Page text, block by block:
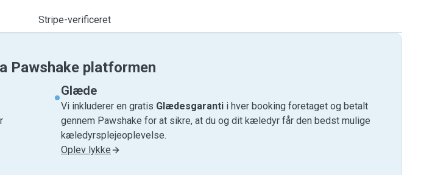
Stripe-verificeret
Pawshake platformen
Glæde
Vi inkluderer en gratis Glædesgaranti i hver booking foretaget og betalt
gennem Pawshake for at sikre, at du og dit kæledyr får den bedst mulige
kæledyrsplejeoplevelse.
Oplev lykke